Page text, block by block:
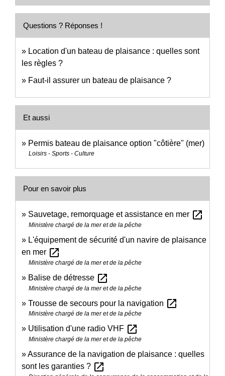
Questions ? Réponses !
Location d'un bateau de plaisance : quelles sont
les règles ?
Faut-il assurer un bateau de plaisance ?
Et aussi
Permis bateau de plaisance option "côtière" (mer)
Loisirs - Sports - Culture
Pour en savoir plus
Sauvetage, remorquage et assistance en mer open_in_new
Ministère chargé de la mer et de la pêche
L'équipement de sécurité d'un navire de plaisance
en mer open_in_new
Ministère chargé de la mer et de la pêche
Balise de détresse open_in_new
Ministère chargé de la mer et de la pêche
Trousse de secours pour la navigation open_in_new
Ministère chargé de la mer et de la pêche
Utilisation d'une radio VHF open_in_new
Ministère chargé de la mer et de la pêche
Assurance de la navigation de plaisance : quelles
sont les garanties ? open_in_new